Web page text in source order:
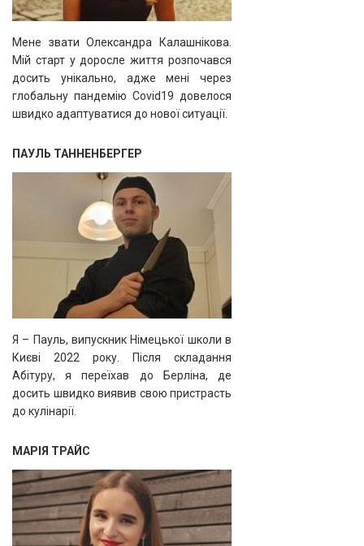
Мене звати Олександра Калашнікова.
Мій старт у доросле життя розпочався
досить унікально, адже мені через
глобальну пандемію Covid19 довелося
швидко адаптуватися до нової ситуації.
ПАУЛЬ ТАННЕНБЕРГЕР
Я – Пауль, випускник Німецької школи в
Києві 2022 року. Після складання
Абітуру, я переїхав до Берліна, де
досить швидко виявив свою пристрасть
до кулінарії.
МАРІЯ ТРАЙС